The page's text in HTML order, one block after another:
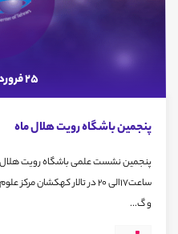
25 فروردین 1393
پنجمین باشگاه رویت هلال ماه
ساعت17الی 20 در تالار کهکشان
و گ...